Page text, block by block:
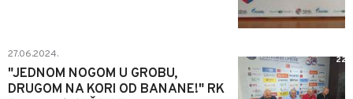
27.06.2024.
"JEDNOM NOGOM U GROBU,
DRUGOM NA KORI OD BANANE!" RK
22